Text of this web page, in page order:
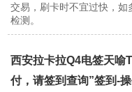
交易，刷卡时不宜过快，
检测。
西安拉卡拉Q4电签天喻
付，请签到查询”签到-